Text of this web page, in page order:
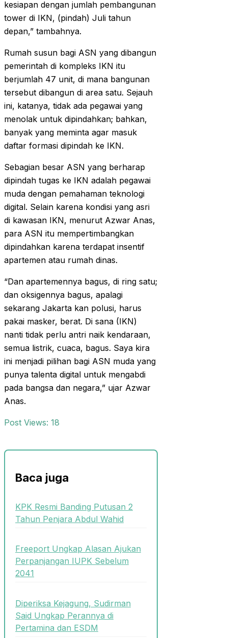
kesiapan dengan jumlah pembangunan
tower di IKN, (pindah) Juli tahun
depan,” tambahnya.
Rumah susun bagi ASN yang dibangun
pemerintah di kompleks IKN itu
berjumlah 47 unit, di mana bangunan
tersebut dibangun di area satu. Sejauh
ini, katanya, tidak ada pegawai yang
menolak untuk dipindahkan; bahkan,
banyak yang meminta agar masuk
daftar formasi dipindah ke IKN.
Sebagian besar ASN yang berharap
dipindah tugas ke IKN adalah pegawai
muda dengan pemahaman teknologi
digital. Selain karena kondisi yang asri
di kawasan IKN, menurut Azwar Anas,
para ASN itu mempertimbangkan
dipindahkan karena terdapat insentif
apartemen atau rumah dinas.
“Dan apartemennya bagus, di ring satu;
dan oksigennya bagus, apalagi
sekarang Jakarta kan polusi, harus
pakai masker, berat. Di sana (IKN)
nanti tidak perlu antri naik kendaraan,
semua listrik, cuaca, bagus. Saya kira
ini menjadi pilihan bagi ASN muda yang
punya talenta digital untuk mengabdi
pada bangsa dan negara,” ujar Azwar
Anas.
Post Views: 18
Baca juga
KPK Resmi Banding Putusan 2
Tahun Penjara Abdul Wahid
Freeport Ungkap Alasan Ajukan
Perpanjangan IUPK Sebelum
2041
Diperiksa Kejagung, Sudirman
Said Ungkap Perannya di
Pertamina dan ESDM